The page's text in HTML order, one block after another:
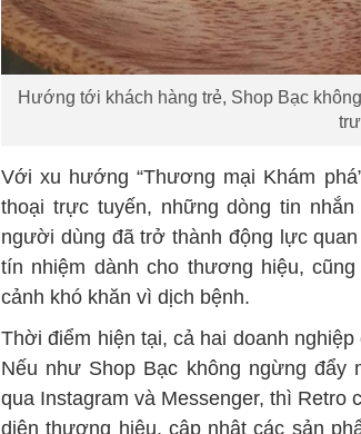
Hướng tới khách hàng trẻ, Shop Bạc
Với xu hướng “Thương mại Khám
thoại trực tuyến, những dòng tin
người dùng đã trở thành động lực
tín nhiệm dành cho thương hiệu,
cảnh khó khăn vì dịch bệnh.
Thời điểm hiện tại, cả hai doanh
Nếu như Shop Bạc không ngừng
qua Instagram và Messenger, thì Retro
diện thương hiệu, cập nhật các sản